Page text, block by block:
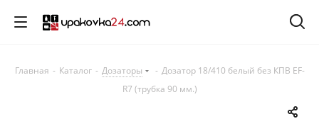
Главная - Каталог - Дозаторы - Дозатор 18/410 белый без КПВ EF-
R7 (трубка 90 мм.)